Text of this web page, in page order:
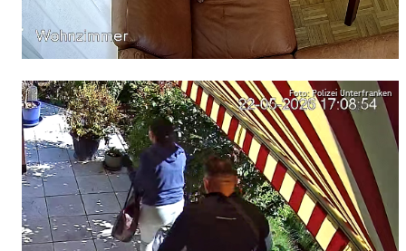
Foto: Polizei Unterfranken